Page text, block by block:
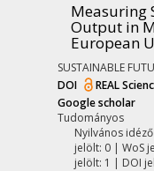
Measuring
Output in
European
SUSTAINABLE
DOI
REAL
Google scholar
Tudományos
Nyilvános
jelölt: 0 | WoS
jelölt: 1 | DOI